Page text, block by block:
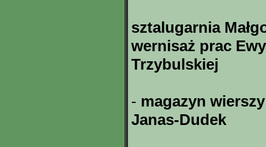
sztalugarnia
wernisaż prac
Trzybulskiej
- magazyn
Janas-Dudek